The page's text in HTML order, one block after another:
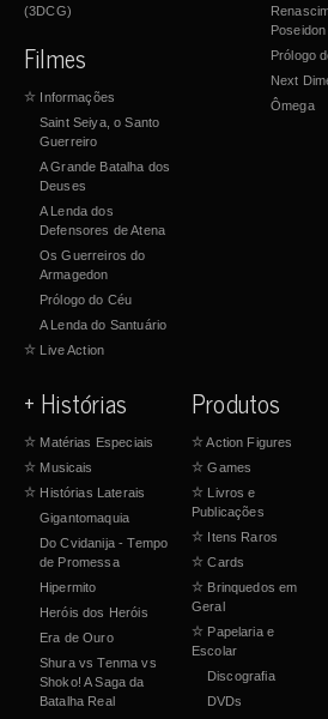
(3DCG)
Filmes
☆ Informações
Saint Seiya, o Santo
Guerreiro
A Grande Batalha dos
Deuses
A Lenda dos
Defensores de Atena
Os Guerreiros do
Armagedon
Prólogo do Céu
A Lenda do Santuário
☆ Live Action
Poseidon
Prólogo
Next
Ômega
+ Histórias
☆ Matérias Especiais
☆ Musicais
☆ Histórias Laterais
Gigantomaquia
Do Cvidanija - Tempo
de Promessa
Hipermito
Heróis dos Heróis
Era de Ouro
Shura vs Tenma vs
Shoko! A Saga da
Batalha Real
Produtos
☆Action Figures
☆ Games
☆ Livros e
Publicações
☆ Itens Raros
☆ Cards
☆ Brinquedos em
Geral
☆ Papelaria e
Escolar
Discografia
DVDs